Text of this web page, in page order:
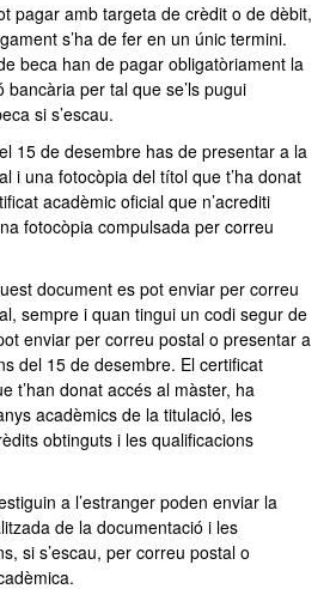
pagar amb targeta de crèdit o de dèbit,
s’ha de fer en un únic termini.
beca han de pagar obligatòriament la
per tal que se’ls pugui
si s’escau.
15 de desembre has de presentar a la
i una fotocòpia del títol que t’ha donat
acadèmic oficial que n’acrediti
fotocòpia compulsada per correu
document es pot enviar per correu
sempre i quan tingui un codi segur de
enviar per correu postal o presentar a
del 15 de desembre. El certificat
t’han donat accés al màster, ha
acadèmics de la titulació, les
obtinguts i les qualificacions
a l’estranger poden enviar la
de la documentació i les
si s’escau, per correu postal o